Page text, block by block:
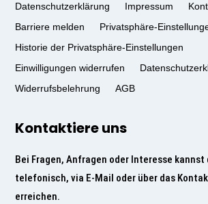
Datenschutzerklärung Impressum
Barriere melden
Privatsphäre-
Historie der Privatsphäre-Einstellungen
Einwilligungen widerrufen
Widerrufsbelehrung
AGB
Kontaktiere uns
Bei Fragen, Anfragen oder Interesse
telefonisch, via E-Mail oder über das
erreichen.